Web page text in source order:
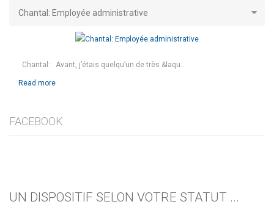
Chantal: Employée administrative
Chantal: Avant, j’étais quelqu’un de très &laqu...
Read more
FACEBOOK
UN DISPOSITIF SELON VOTRE STATUT ...